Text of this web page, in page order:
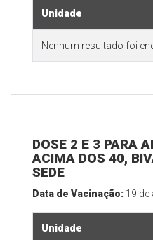
Unidade
Nenhum resultado foi
DOSE 2 E 3 PARA
ACIMA DOS 40,
SEDE
Data de Vacinação: 19 de
Unidade